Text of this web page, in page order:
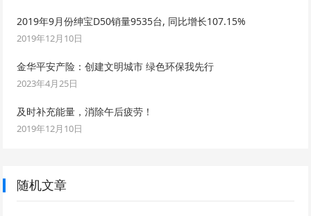
2019年9月份绅宝D50销量9535台, 同比增长107.15%
2019年12月10日
金华平安产险：创建文明城市 绿色环保我先行
2023年4月25日
及时补充能量，消除午后疲劳！
2019年12月10日
随机文章